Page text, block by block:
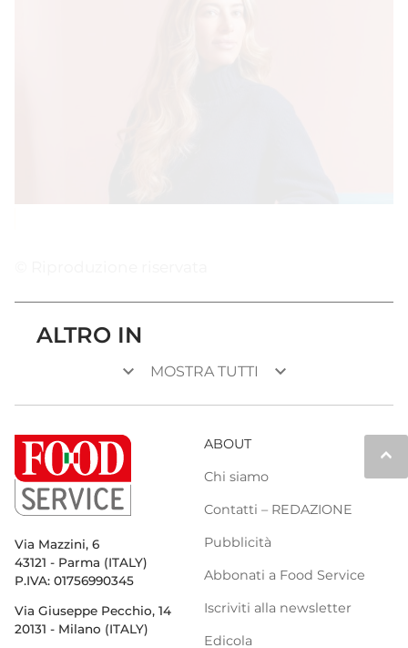
ALTRO IN
keyboard_arrow_down MOSTRA TUTTI keyboard_arrow_down
keyboard_arrow_up
Via Mazzini, 6
43121 - Parma (ITALY)
P.IVA: 01756990345
Via Giuseppe Pecchio, 14
20131 - Milano (ITALY)
ABOUT
Chi siamo
Contatti – REDAZIONE
Pubblicità
Abbonati a Food Service
Iscriviti alla newsletter
Edicola